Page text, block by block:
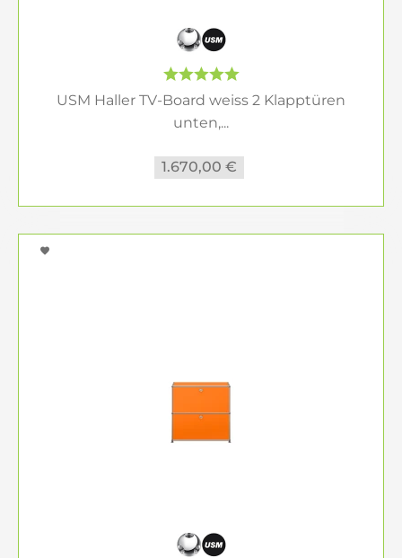
USM Haller TV-Board weiss 2 Klapptüren
unten,...
1.670,00 €